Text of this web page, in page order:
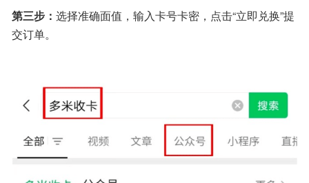
第三步： 选择准确面值，输入卡号卡密，点击“立即兑换”提
交订单。